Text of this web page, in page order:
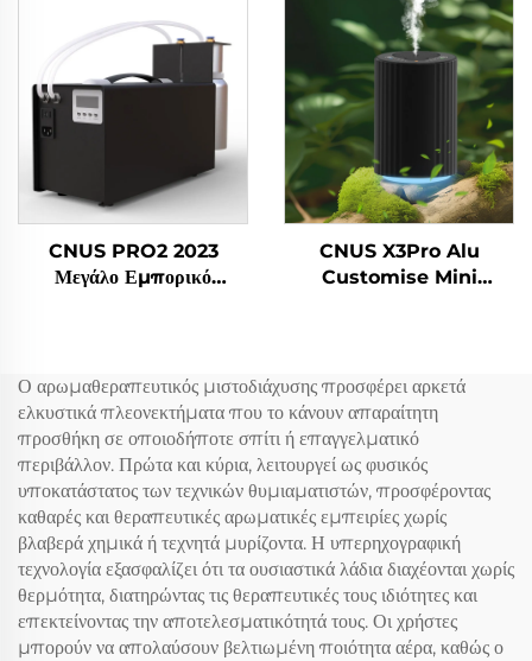
έξυπνο Διαχέα Αρώματος
Μηχανή
CNUS PRO2 2023
Μεγάλο Εμπορικό
Αεροσυστήματος
Αεροφρέσκινο Diffuser
Machine
CNUS X3Pro Alu
Customise Mini
Αυτοκινήτου
Ο αρωμαθεραπευτικός μιστοδιάχυσης προσφέρει αρκετά
ελκυστικά πλεονεκτήματα που το κάνουν απαραίτητη
προσθήκη σε οποιοδήποτε σπίτι ή επαγγελματικό
περιβάλλον. Πρώτα και κύρια, λειτουργεί ως φυσικός
υποκατάστατος των τεχνικών θυμιαματιστών, προσφέροντας
καθαρές και θεραπευτικές αρωματικές εμπειρίες χωρίς
βλαβερά χημικά ή τεχνητά μυρίζοντα. Η υπερηχογραφική
τεχνολογία εξασφαλίζει ότι τα ουσιαστικά λάδια διαχέονται χωρίς
θερμότητα, διατηρώντας τις θεραπευτικές τους ιδιότητες και
επεκτείνοντας την αποτελεσματικότητά τους. Οι χρήστες
μπορούν να απολαύσουν βελτιωμένη ποιότητα αέρα, καθώς ο